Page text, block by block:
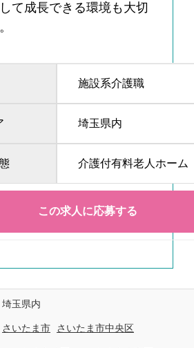
て成長できる環境も大切
施設系介護職
埼玉県内
介護付有料老人ホーム
埼玉県内
さいたま市 さいたま市中央区